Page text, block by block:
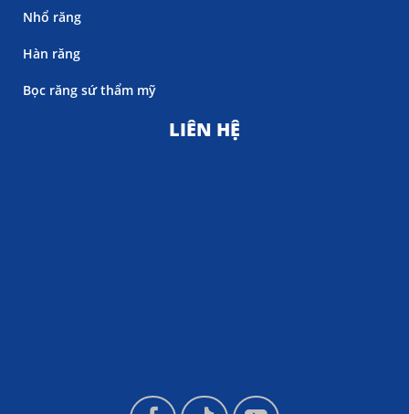
Nhổ răng
Hàn răng
Bọc răng sứ thẩm mỹ
LIÊN HỆ